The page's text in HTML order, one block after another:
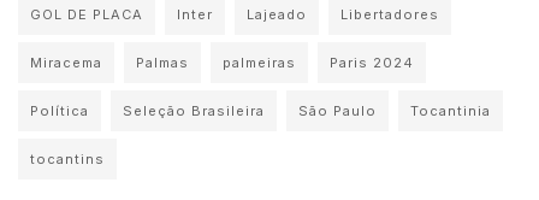
GOL DE PLACA Inter Lajeado Libertadores
Miracema Palmas palmeiras Paris 2024
Política Seleção Brasileira São Paulo Tocantinia
tocantins